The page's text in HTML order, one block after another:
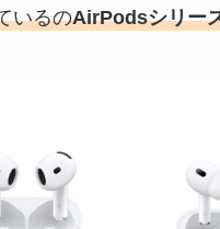
いるのAirPodsシリー